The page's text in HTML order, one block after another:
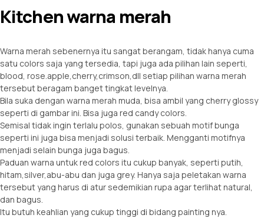
Kitchen warna merah
Warna merah sebenernya itu sangat berangam, tidak hanya cuma
satu colors saja yang tersedia, tapi juga ada pilihan lain seperti,
blood, rose.apple,cherry,crimson,dll setiap pilihan warna merah
tersebut beragam banget tingkat levelnya.
Bila suka dengan warna merah muda, bisa ambil yang cherry glossy
seperti di gambar ini. Bisa juga red candy colors.
Semisal tidak ingin terlalu polos, gunakan sebuah motif bunga
seperti ini juga bisa menjadi solusi terbaik. Mengganti motifnya
menjadi selain bunga juga bagus.
Paduan warna untuk red colors itu cukup banyak, seperti putih,
hitam,silver,abu-abu dan juga grey. Hanya saja peletakan warna
tersebut yang harus di atur sedemikian rupa agar terlihat natural,
dan bagus.
Itu butuh keahlian yang cukup tinggi di bidang painting nya.